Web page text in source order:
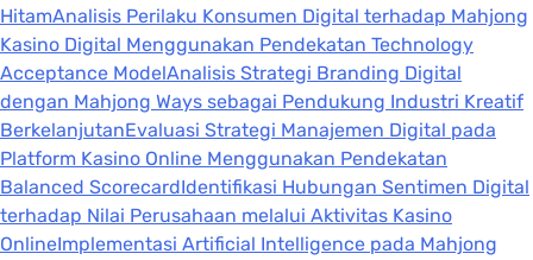
HitamAnalisis Perilaku Konsumen Digital terhadap Mahjong
Kasino Digital Menggunakan Pendekatan Technology
Acceptance ModelAnalisis Strategi Branding Digital
dengan Mahjong Ways sebagai Pendukung Industri Kreatif
BerkelanjutanEvaluasi Strategi Manajemen Digital pada
Platform Kasino Online Menggunakan Pendekatan
Balanced ScorecardIdentifikasi Hubungan Sentimen Digital
terhadap Nilai Perusahaan melalui Aktivitas Kasino
OnlineImplementasi Artificial Intelligence pada Mahjong